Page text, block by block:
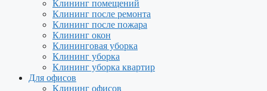
Клининг помещений
Клининг после ремонта
Клининг после пожара
Клининг окон
Клининговая уборка
Клининг уборка
Клининг уборка квартир
Для офисов
Клининг офисов